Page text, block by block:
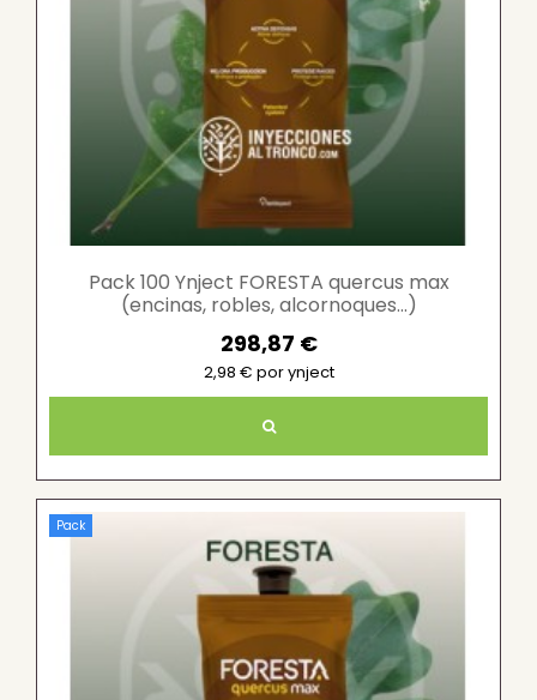
Pack 100 Ynject FORESTA quercus max
(encinas, robles, alcornoques...)
298,87 €
2,98 € por ynject
Pack